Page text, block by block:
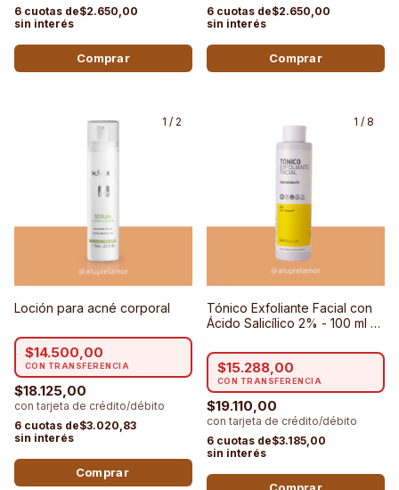
$2.650,00 $2.650,00
1 / 2
Loción para acné corporal
$18.125,00
$3.020,83
$14.500,00
1 / 8
Tónico Exfoliante Facial con
Ácido Salicílico 2% - 100 ml -
$19.110,00
$3.185,00
$15.288,00